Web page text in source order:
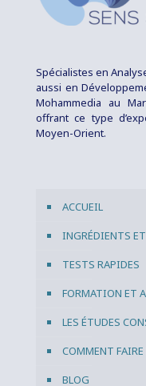
Spécialistes en
aussi en
Mohammedia au
offrant ce type
Moyen-Orient.
ACCUEIL
INGRÉDIENTS
TESTS RAPIDES
FORMATION ET
LES ÉTUDES
COMMENT FAIRE
BLOG